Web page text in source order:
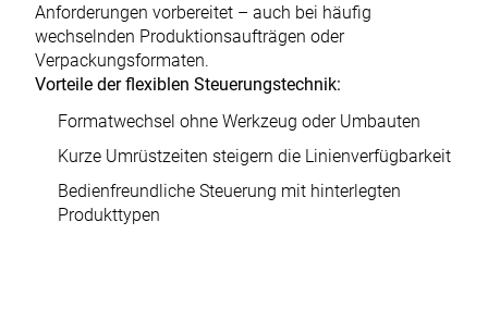
Anforderungen vorbereitet – auch bei häufig
wechselnden Produktionsaufträgen oder
Verpackungsformaten.
Vorteile der flexiblen Steuerungstechnik:
Formatwechsel ohne Werkzeug oder Umbauten
Kurze Umrüstzeiten steigern die Linienverfügbarkeit
Bedienfreundliche Steuerung mit hinterlegten
Produkttypen